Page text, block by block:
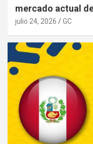
mercado actual
julio 24, 2026 GC